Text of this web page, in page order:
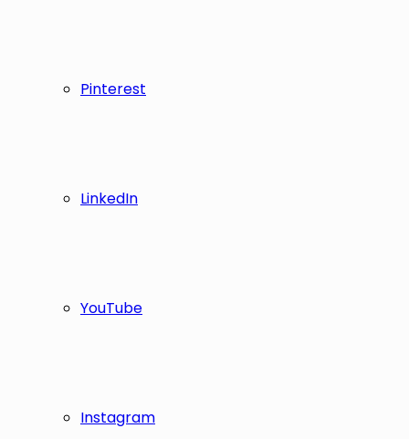
Pinterest
LinkedIn
YouTube
Instagram